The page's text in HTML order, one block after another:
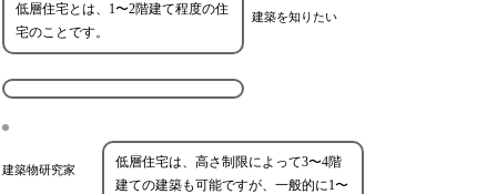
建築を知りたい
低層住宅とは、1〜2階建て程度の住
宅のことです。
建築物研究家
低層住宅は、高さ制限によって3〜4階
建ての建築も可能ですが、一般的に1〜